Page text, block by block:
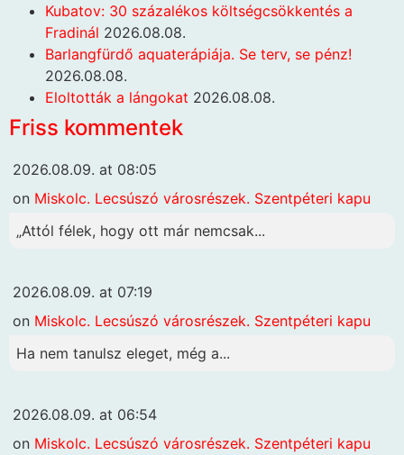
Kubatov: 30 százalékos költségcsökkentés a
Fradinál 2026.08.08.
Barlangfürdő aquaterápiája. Se terv, se pénz!
2026.08.08.
Eloltották a lángokat 2026.08.08.
Friss kommentek
2026.08.09. at 08:05
on Miskolc. Lecsúszó városrészek. Szentpéteri kapu
„Attól félek, hogy ott már nemcsak...
2026.08.09. at 07:19
on Miskolc. Lecsúszó városrészek. Szentpéteri kapu
Ha nem tanulsz eleget, még a...
2026.08.09. at 06:54
on Miskolc. Lecsúszó városrészek. Szentpéteri kapu